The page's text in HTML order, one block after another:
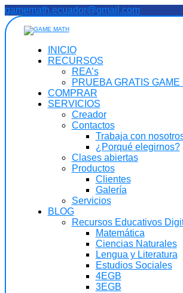
Saltar
al
contenido
gamemath.ecuador@gmail.com
INICIO
RECURSOS
REA’s
PRUEBA GRATIS GAME
COMPRAR
SERVICIOS
Creador
Contactos
Trabaja con
¿Porqué elegirnos?
Clases abiertas
Productos
Clientes
Galería
Servicios
BLOG
Recursos Educativos
Matemática
Ciencias Naturales
Lengua y Literatura
Estudios Sociales
4EGB
3EGB